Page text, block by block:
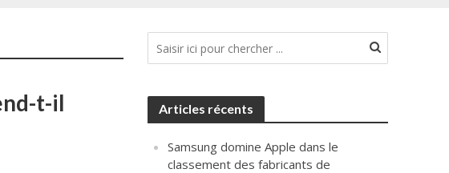
t-il
Articles récents
Samsung domine Apple dans le
classement des fabricants de